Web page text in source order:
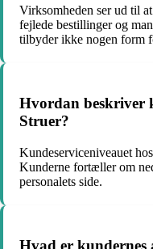
Virksomheden ser ud til
fejlede bestillinger og
tilbyder ikke nogen form
Hvordan beskriver
Struer?
Kundeserviceniveauet
Kunderne fortæller om
personalets side.
Hvad er